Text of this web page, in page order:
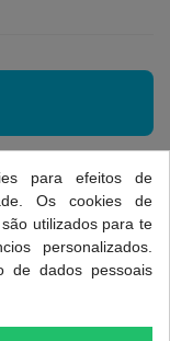
para efeitos de
Os cookies de
utilizados para te
personalizados.
de dados pessoais